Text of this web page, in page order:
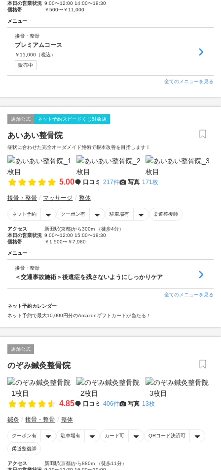
本日の営業状況 9:00〜12:00 14:00〜19:30
価格帯
￥500〜￥11,000
メニュー
接骨・整骨
プレミアムコース
￥ 11,000 （税込）
販売中
全てのメニューを見る
店舗公式 ネット予約スピードくじ対象店
あいあい整骨院
症状に合わせた完全オーダメイド施術で根本改善を目指します！
5.00 口コミ 217件 写真 171枚
接骨・整骨 マッサージ 整体
ネット予約 クーポン有 駐車場有 柔道整復師
アクセス
新田駅(京都)から300m （徒歩4分）
本日の営業状況 9:00〜12:00 15:00〜19:30
価格帯
￥1,500〜￥7,980
メニュー
接骨・整骨
＜交通事故施術＞後遺症を残さないようにしっかりケア
全てのメニューを見る
ネット予約カレンダー
ネット予約で最大10,000円分のAmazonギフトカードが当たる！
店舗公式
のぞみ鍼灸整骨院
4.85 口コミ 406件 写真 13枚
鍼灸 接骨・整骨 整体
クーポン有 駐車場有 カード可 QRコード決済可
柔道整復師
アクセス
新田駅(京都)から880m （徒歩11分）